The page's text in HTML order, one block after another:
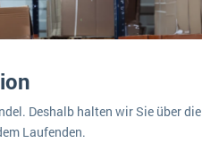
Deshalb halten wir Sie über die
Laufenden.